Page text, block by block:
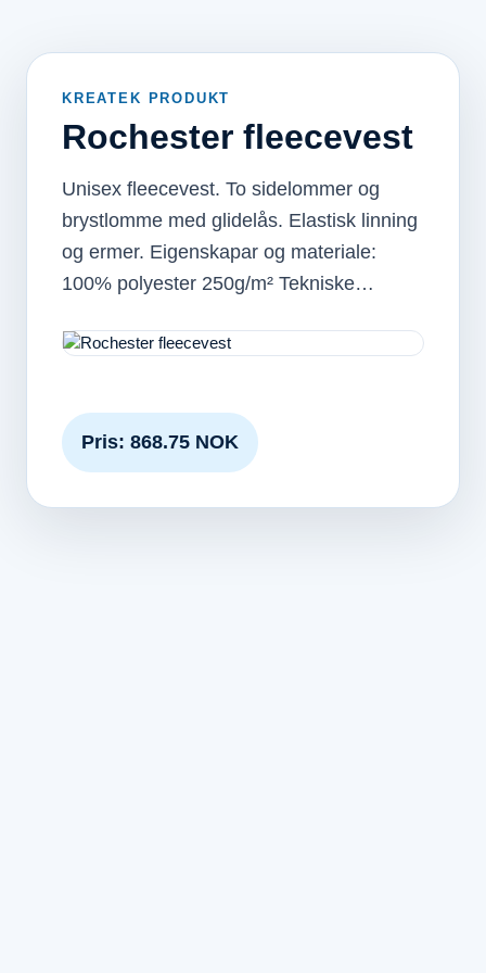
KREATEK PRODUKT
Rochester fleecevest
Unisex fleecevest. To sidelommer og
brystlomme med glidelås. Elastisk linning
og ermer. Eigenskapar og materiale:
100% polyester 250g/m² Tekniske…
Pris: 868.75 NOK